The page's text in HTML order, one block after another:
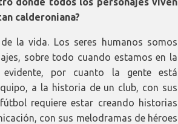
calderoniana?
la vida. Los seres humanos somos
sobre todo cuando estamos en la
por cuanto la gente está
a la historia de un club, con sus
requiere estar creando historias
con sus melodramas de héroes